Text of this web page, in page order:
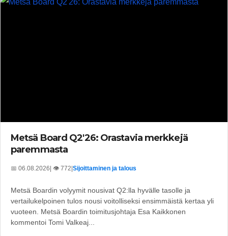
Metsä Board Q2'26: Orastavia merkkejä
paremmasta
📅 06.08.2026 | 👁️ 772 Sijoittaminen ja talous
Metsä Boardin volyymit nousivat Q2:lla hyvälle tasolle ja
vertailukelpoinen tulos nousi voitolliseksi ensimmäistä kertaa yli
vuoteen. Metsä Boardin toimitusjohtaja Esa Kaikkonen
kommentoi Tomi Valkeaj...